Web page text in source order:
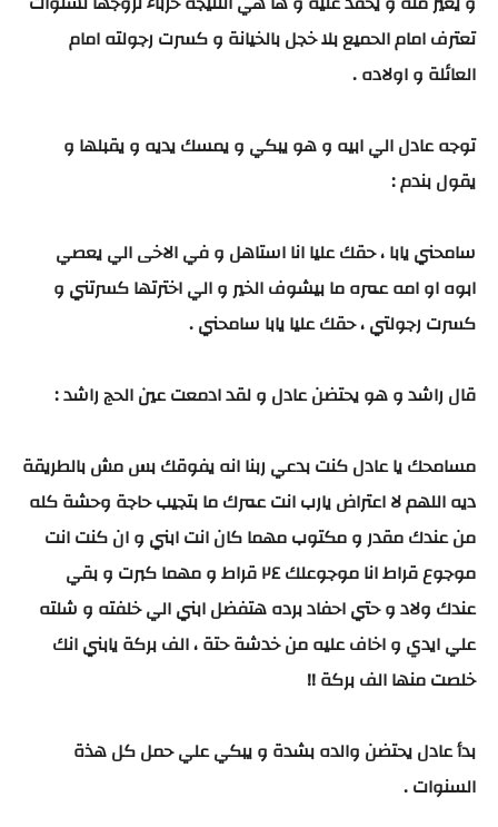
تعترف امام الحميع بلا خجل بالخيانة و كسرت رجولته امام
العائلة و اولاده .
توجه عادل الي ابيه و هو يبكي و يمسك يديه و يقبلها و
يقول بندم :
سامحني يابا ، حقك عليا انا استاهل و في الاخى الي يعصي
ابوه او امه عمره ما بيشوف الخير و الي اخترتها كسرتني و
كسرت رجولتي ، حقك عليا يابا سامحني .
قال راشد و هو يحتضن عادل و لقد ادمعت عين الحج راشد :
مسامحك يا عادل كنت بدعي ربنا انه يفوقك بس مش بالطريقة
ديه اللهم لا اعتراض يارب انت عمرك ما بتجيب حاجة وحشة كله
من عندك مقدر و مكتوب مهما كان انت ابني و ان كنت انت
موجوع قراط انا موجوعلك ٢٤ قراط و مهما كبرت و بقي
عندك ولاد و حتي احفاد برده هتفضل ابني الي خلفته و شلته
علي ايدي و اخاف عليه من خدشة حتة ، الف بركة يابني انك
خلصت منها الف بركة !!
بدأ عادل يحتضن والده بشدة و يبكي علي حمل كل هذة
السنوات .